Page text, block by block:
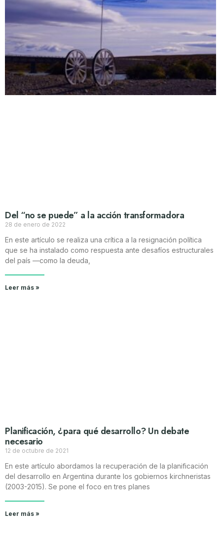
Del “no se puede” a la acción transformadora
28 de enero de 2022
En este artículo se realiza una crítica a la resignación política
que se ha instalado como respuesta ante desafíos estructurales
del país —como la deuda,
Leer más »
Planificación, ¿para qué desarrollo? Un debate
necesario
12 de octubre de 2021
En este artículo abordamos la recuperación de la planificación
del desarrollo en Argentina durante los gobiernos kirchneristas
(2003-2015). Se pone el foco en tres planes
Leer más »